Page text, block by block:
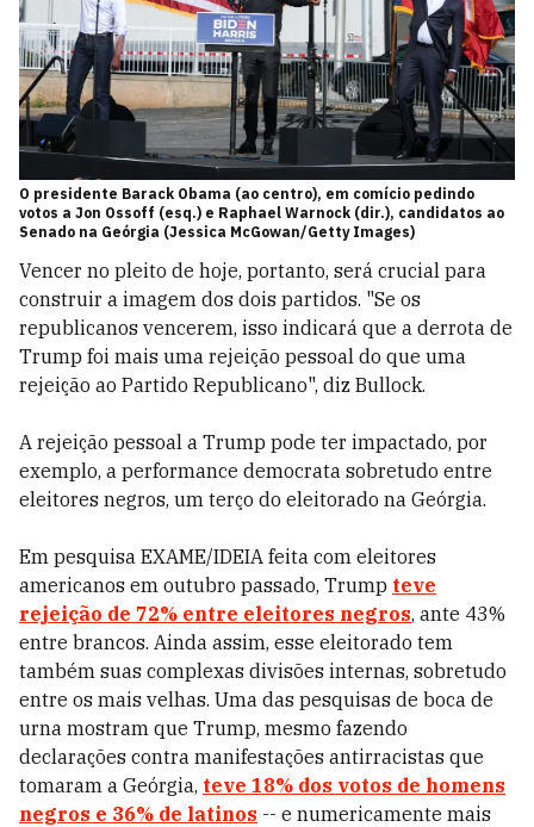
O presidente Barack Obama (ao centro), em comício pedindo
votos a Jon Ossoff (esq.) e Raphael Warnock (dir.), candidatos ao
Senado na Geórgia (Jessica McGowan/Getty Images)
Vencer no pleito de hoje, portanto, será crucial para
construir a imagem dos dois partidos. "Se os
republicanos vencerem, isso indicará que a derrota de
Trump foi mais uma rejeição pessoal do que uma
rejeição ao Partido Republicano", diz Bullock.
A rejeição pessoal a Trump pode ter impactado, por
exemplo, a performance democrata sobretudo entre
eleitores negros, um terço do eleitorado na Geórgia.
Em pesquisa EXAME/IDEIA feita com eleitores
americanos em outubro passado, Trump teve
rejeição de 72% entre eleitores negros, ante 43%
entre brancos. Ainda assim, esse eleitorado tem
também suas complexas divisões internas, sobretudo
entre os mais velhas. Uma das pesquisas de boca de
urna mostram que Trump, mesmo fazendo
declarações contra manifestações antirracistas que
tomaram a Geórgia, teve 18% dos votos de homens
negros e 36% de latinos -- e numericamente mais